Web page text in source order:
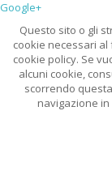
Google+
Questo sito o gli
cookie necessari
cookie policy. Se
alcuni cookie,
scorrendo
navigazione in